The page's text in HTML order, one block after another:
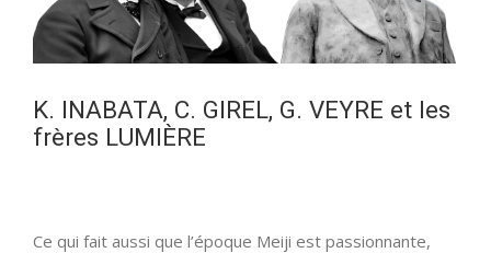
K. INABATA, C. GIREL, G. VEYRE et les
frères LUMIÈRE
Ce qui fait aussi que l’époque Meiji est passionnante,